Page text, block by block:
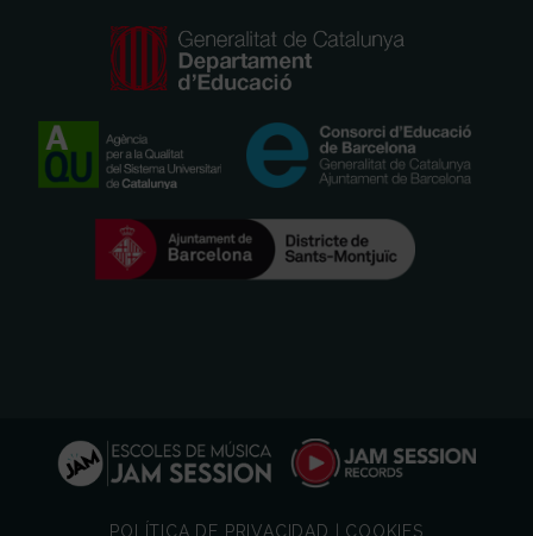
POLÍTICA DE PRIVACIDAD COOKIES